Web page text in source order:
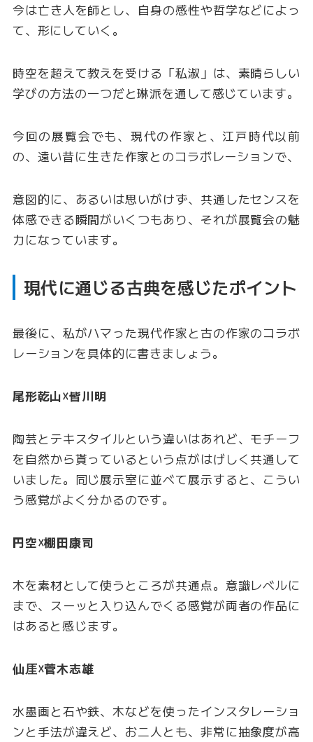
今は亡き人を師とし、自身の感性や哲学などによっ
て、形にしていく。
時空を超えて教えを受ける「私淑」は、素晴らしい
学びの方法の一つだと琳派を通して感じています。
今回の展覧会でも、現代の作家と、江戸時代以前
の、遠い昔に生きた作家とのコラボレーションで、
意図的に、あるいは思いがけず、共通したセンスを
体感できる瞬間がいくつもあり、それが展覧会の魅
力になっています。
現代に通じる古典を感じたポイント
最後に、私がハマった現代作家と古の作家のコラボ
レーションを具体的に書きましょう。
尾形乾山☓皆川明
陶芸とテキスタイルという違いはあれど、モチーフ
を自然から貰っているという点がはげしく共通して
いました。同じ展示室に並べて展示すると、こうい
う感覚がよく分かるのです。
円空☓棚田康司
木を素材として使うところが共通点。意識レベルに
まで、スーッと入り込んでくる感覚が両者の作品に
はあると感じます。
仙厓☓菅木志雄
水墨画と石や鉄、木などを使ったインスタレーショ
ンと手法が違えど、お二人とも、非常に抽象度が高